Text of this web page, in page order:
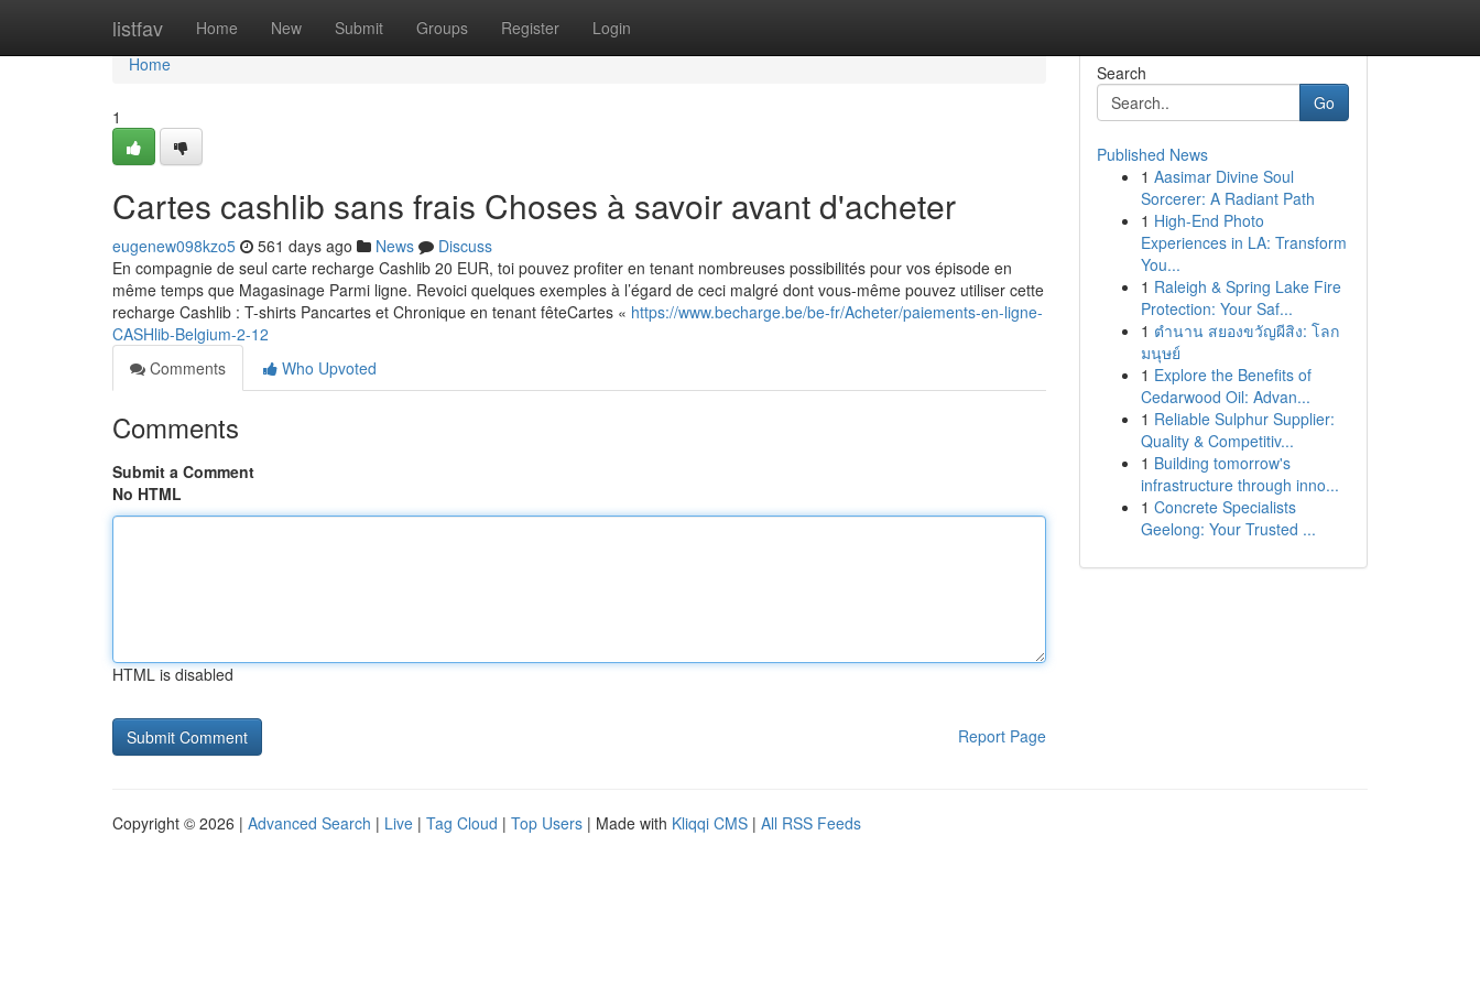
listfav Home New Submit Groups Register Login
Home
Home
1
Cartes cashlib sans frais Choses à savoir avant d'acheter
eugenew098kzo5 561 days ago News
Discuss
En compagnie de seul carte recharge Cashlib 20 EUR, toi pouvez profiter en tenant nombreuses possibilités pour vos épisode en
même temps que Magasinage Parmi ligne. Revoici quelques exemples à l’égard de ceci malgré dont vous-même pouvez utiliser cette
recharge Cashlib : T-shirts Pancartes et Chronique en tenant fêteCartes « https://www.becharge.be/be-fr/Acheter/paiements-en-ligne-
CASHlib-Belgium-2-12
Comments
Who Upvoted
Comments
Submit a Comment
No HTML
HTML is disabled
Report Page
Search
Go
Published News
1 Aasimar Divine Soul
Sorcerer: A Radiant Path
1 High-End Photo
Experiences in LA: Transform
You...
1 Raleigh & Spring Lake Fire
Protection: Your Saf...
1 ตำนาน สยองขวัญผีสิง: โลก
มนุษย์
1 Explore the Benefits of
Cedarwood Oil: Advan...
1 Reliable Sulphur Supplier:
Quality & Competitiv...
1 Building tomorrow's
infrastructure through inno...
1 Concrete Specialists
Geelong: Your Trusted ...
Copyright © 2026 | Advanced Search | Live | Tag Cloud | Top Users | Made with Kliqqi CMS | All RSS Feeds